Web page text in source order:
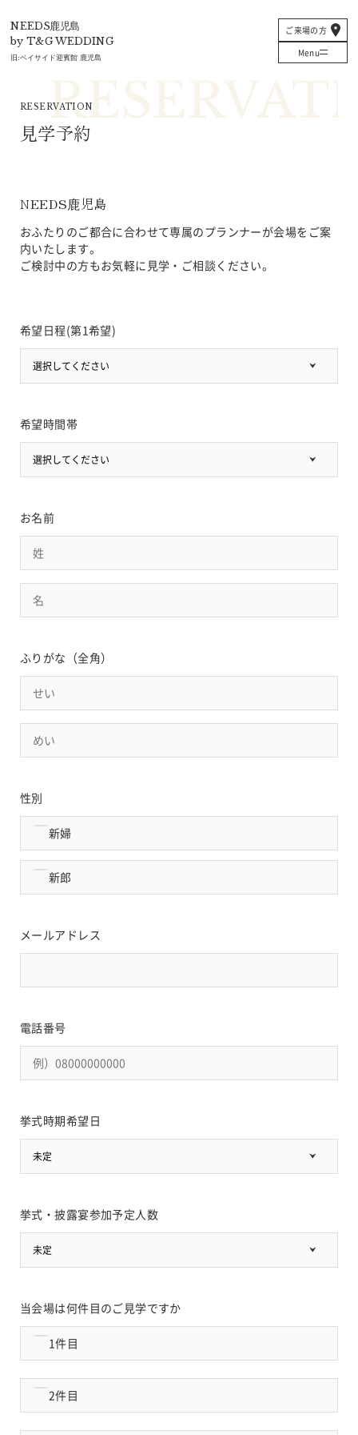
NEEDS鹿児島
by T&G WEDDING
旧:ベイサイド迎賓館 鹿児島
ご来場の方
Menu
RESERVATION
見学予約
NEEDS鹿児島
おふたりのご都合に合わせて専属のプランナーが会場をご案
内いたします。
ご検討中の方もお気軽に見学・ご相談ください。
希望日程(第1希望)
選択してください
希望時間帯
選択してください
お名前
ふりがな（全角）
性別
新婦
新郎
メールアドレス
電話番号
挙式時期希望日
未定
挙式・披露宴参加予定人数
未定
当会場は何件目のご見学ですか
1件目
2件目